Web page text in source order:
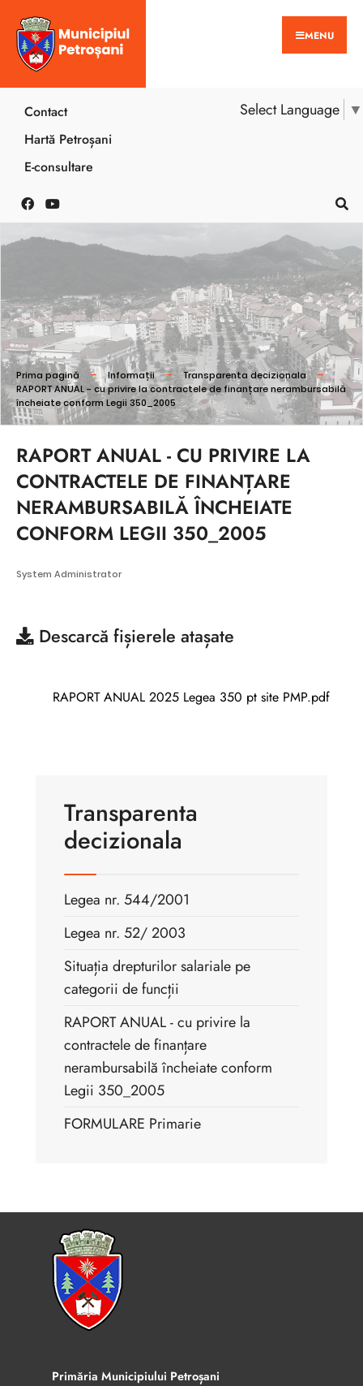
MENU
Select Language ▼
Contact
Hartă Petroșani
E-consultare
Prima pagină Informații
Transparenta decizionala
RAPORT ANUAL - cu privire la contractele de finanțare nerambursabilă
încheiate conform Legii 350_2005
RAPORT ANUAL - CU PRIVIRE LA
CONTRACTELE DE FINANȚARE
NERAMBURSABILĂ ÎNCHEIATE
CONFORM LEGII 350_2005
System Administrator
Descarcă fișierele atașate
RAPORT ANUAL 2025 Legea 350 pt site PMP.pdf
Transparenta
decizionala
Legea nr. 544/2001
Legea nr. 52/ 2003
Situația drepturilor salariale pe
categorii de funcții
RAPORT ANUAL - cu privire la
contractele de finanțare
nerambursabilă încheiate conform
Legii 350_2005
FORMULARE Primarie
Primăria Municipiului Petroșani